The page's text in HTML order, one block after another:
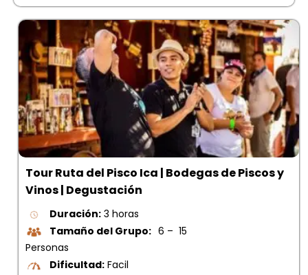
Tour Ruta del Pisco Ica | Bodegas de Piscos y
Vinos | Degustación
Duración: 3 horas
Tamaño del Grupo: 6 – 15
Personas
Dificultad: Facil